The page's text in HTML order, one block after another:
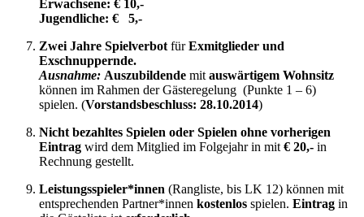
Erwachsene: € 10,-
Jugendliche: € 5,-
Zwei Jahre Spielverbot fürExmitglieder und
Exschnuppernde.
Ausnahme: Auszubildende mit auswärtigem Wohnsitz
können im Rahmen der Gästeregelung (Punkte 1 – 6)
spielen. (Vorstandsbeschluss: 28.10.2014)
Nicht bezahltes Spielen oder Spielen ohne vorherigen
Eintrag wird dem Mitglied im Folgejahr in mit € 20,- in
Rechnung gestellt.
Leistungsspieler*innen (Rangliste, bis LK 12) können mit
entsprechenden Partner*innen kostenlos spielen. Eintrag in